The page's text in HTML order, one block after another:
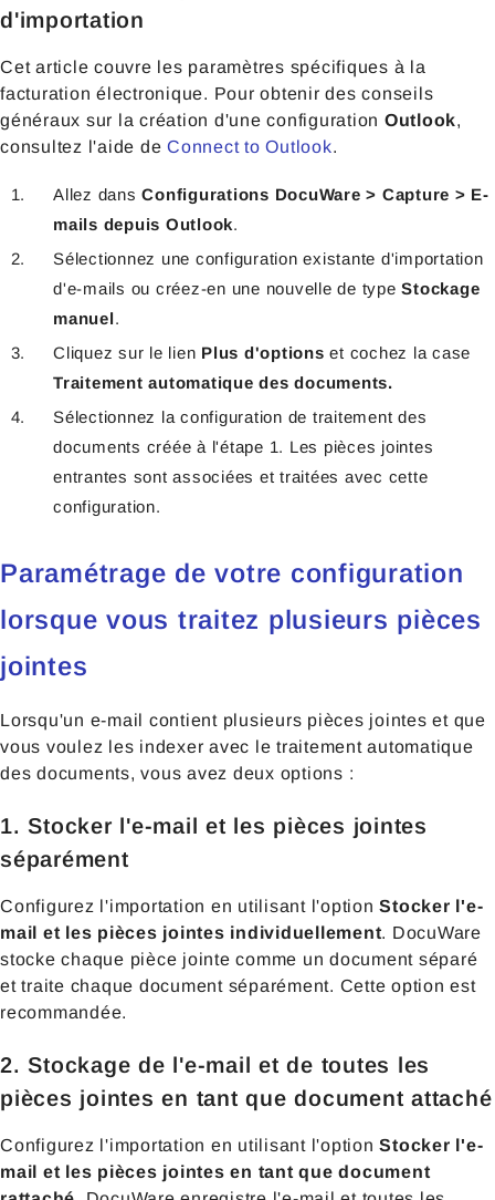
d'importation
Cet article couvre les paramètres spécifiques à la
facturation électronique. Pour obtenir des conseils
généraux sur la création d'une configuration Outlook,
consultez l'aide de Connect to Outlook.
Allez dansConfigurations DocuWare > Capture > E-
mails depuis Outlook.
Sélectionnez une configuration existante d'importation
d'e-mails ou créez-en une nouvelle de typeStockage
manuel.
Cliquez sur le lien Plus d'options et cochez la case
Traitement automatique des documents.
Sélectionnez la configuration de traitement des
documents créée à l'étape 1. Les pièces jointes
entrantes sont associées et traitées avec cette
configuration.
Paramétrage de votre configuration
lorsque vous traitez plusieurs pièces
jointes
Lorsqu'un e-mail contient plusieurs pièces jointes et que
vous voulez les indexer avec le traitement automatique
des documents, vous avez deux options :
1. Stocker l'e-mail et les pièces jointes
séparément
Configurez l'importation en utilisant l'optionStocker l'e-
mail et les pièces jointes individuellement. DocuWare
stocke chaque pièce jointe comme un document séparé
et traite chaque document séparément. Cette option est
recommandée.
2. Stockage de l'e-mail et de toutes les
pièces jointes en tant que document attaché
Configurez l'importation en utilisant l'optionStocker l'e-
mail et les pièces jointes en tant que document